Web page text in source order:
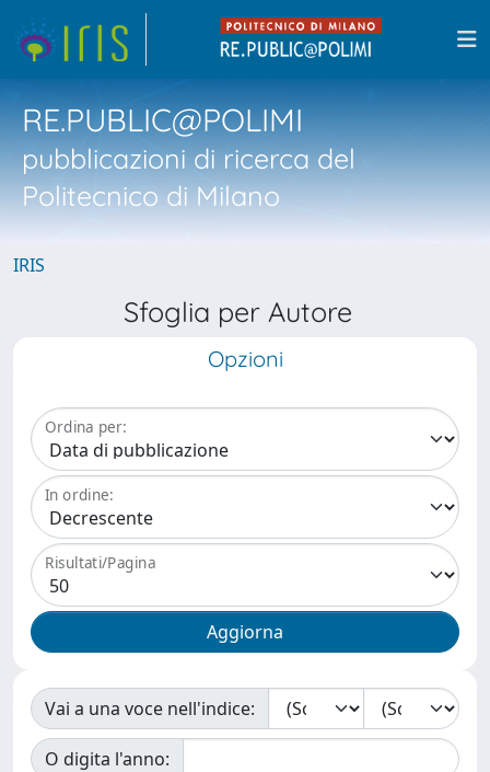
RE.PUBLIC@POLIMI
pubblicazioni di ricerca del
Politecnico di Milano
IRIS
Sfoglia per Autore
Opzioni
Ordina per:
In ordine:
Risultati/Pagina
Vai a una voce nell'indice:
O digita l'anno: